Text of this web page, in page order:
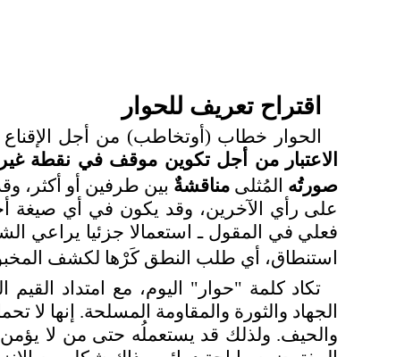
اقتراح تعريف للحوار
الحوار خطاب (أوتخاطب) من أجل الإقناع
الاعتبار من أجل تكوين موقف في نقطة غير
صورتُه المُثلى مناقشةٌ بين طرفين أو أكثر،
على رأي الآخرين، وقد يكون في أي صيغة
فعلي في المقول ـ استعمالا جزئيا يراعي
استنطاق، أي طلب النطق كَرْها لكشف
تكاد كلمة "حوار" اليوم، مع امتداد
الجهاد والثورة والمقاومة المسلحة. إنها لا
والحيف. ولذلك قد يستعملُه حتى من لا يؤمن